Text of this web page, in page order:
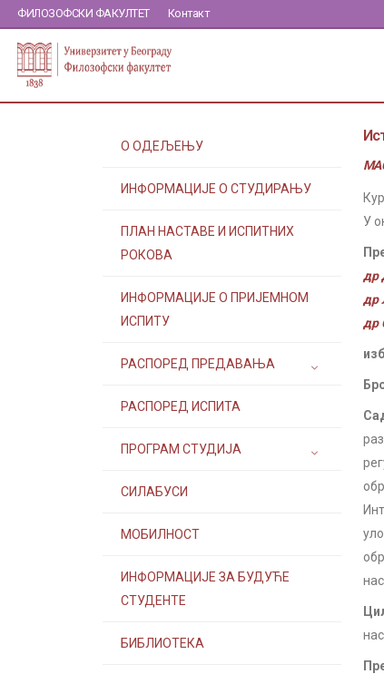
ФИЛОЗОФСКИ ФАКУЛТЕТ Контакт
О ОДЕЉЕЊУ
ИНФОРМАЦИЈЕ О СТУДИРАЊУ
ПЛАН НАСТАВЕ И ИСПИТНИХ
РОКОВА
ИНФОРМАЦИЈЕ О ПРИЈЕМНОМ
ИСПИТУ
РАСПОРЕД ПРЕДАВАЊА
РАСПОРЕД ИСПИТА
ПРОГРАМ СТУДИЈА
СИЛАБУСИ
МОБИЛНОСТ
ИНФОРМАЦИЈЕ ЗА БУДУЋЕ
СТУДЕНТЕ
БИБЛИОТЕКА
У
др
др
др